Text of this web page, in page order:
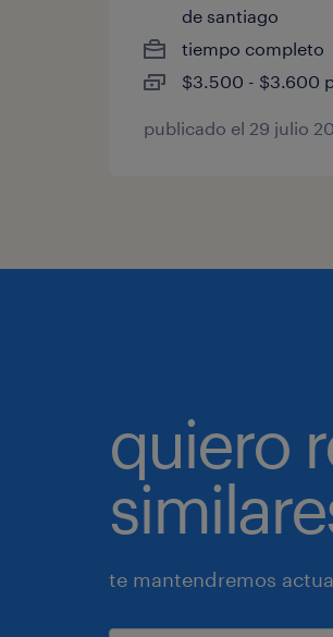
de santiago
tiempo completo
$3.500 - $3.600
publicado el 29 julio
quiero
te mantendremos